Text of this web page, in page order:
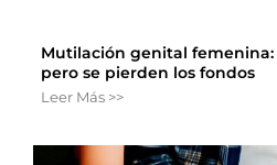
Mutilación genital
pero se pierden los fondos
Leer Más >>